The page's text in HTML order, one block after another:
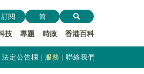
技 專題 時政 香港百科
訂閱 简
法定公告欄 服務 聯絡我們